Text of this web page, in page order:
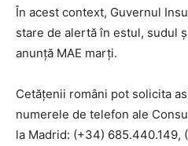
În acest context, Guvernul
stare de alertă în estul, sudul
anunță MAE marți.
Cetățenii români pot solicita
numerele de telefon ale
la Madrid: (+34) 685.440.149,